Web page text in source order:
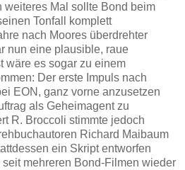
Mal sollte Bond beim
Tonfall komplett
nach Moores überdrehter
nun eine plausible, raue
wäre es sogar zu einem
Der erste Impuls nach
EON, ganz vorne anzusetzen
als Geheimagent zu
R. Broccoli stimmte jedoch
Richard Maibaum
ein Skript entworfen
mehreren Bond-Filmen wieder